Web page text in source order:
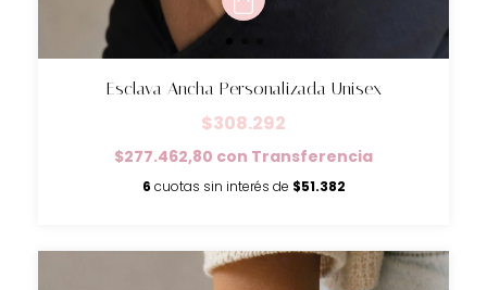
Esclava Ancha Personalizada Unisex
$308.292
$277.462,80 con Transferencia
6 cuotas sin interés de $51.382